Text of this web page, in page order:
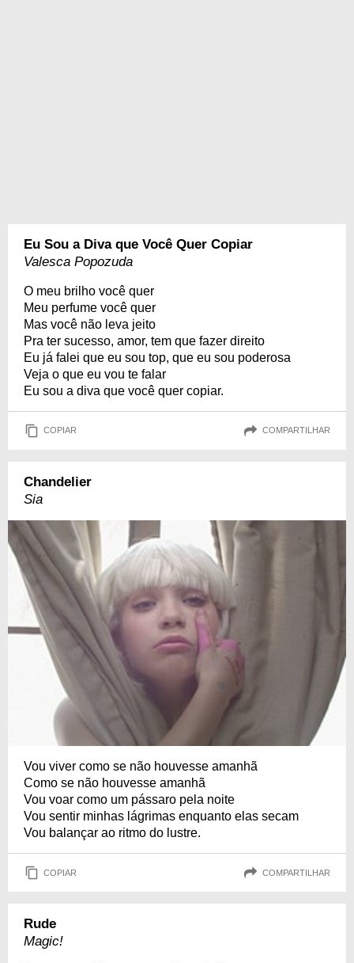
Eu Sou a Diva que Você Quer Copiar
Valesca Popozuda
O meu brilho você quer
Meu perfume você quer
Mas você não leva jeito
Pra ter sucesso, amor, tem que fazer direito
Eu já falei que eu sou top, que eu sou poderosa
Veja o que eu vou te falar
Eu sou a diva que você quer copiar.
COPIAR COMPARTILHAR
Chandelier
Sia
Vou viver como se não houvesse amanhã
Como se não houvesse amanhã
Vou voar como um pássaro pela noite
Vou sentir minhas lágrimas enquanto elas secam
Vou balançar ao ritmo do lustre.
COPIAR COMPARTILHAR
Rude
Magic!